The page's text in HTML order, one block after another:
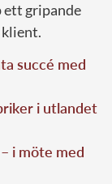
ett gripande
klient.
succé med
i utlandet
i möte med